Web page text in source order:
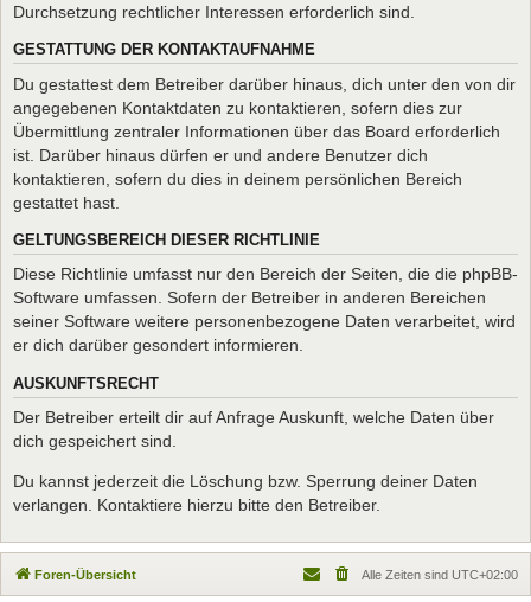
Durchsetzung rechtlicher Interessen erforderlich sind.
GESTATTUNG DER KONTAKTAUFNAHME
Du gestattest dem Betreiber darüber hinaus, dich unter den von dir
angegebenen Kontaktdaten zu kontaktieren, sofern dies zur
Übermittlung zentraler Informationen über das Board erforderlich
ist. Darüber hinaus dürfen er und andere Benutzer dich
kontaktieren, sofern du dies in deinem persönlichen Bereich
gestattet hast.
GELTUNGSBEREICH DIESER RICHTLINIE
Diese Richtlinie umfasst nur den Bereich der Seiten, die die phpBB-
Software umfassen. Sofern der Betreiber in anderen Bereichen
seiner Software weitere personenbezogene Daten verarbeitet, wird
er dich darüber gesondert informieren.
AUSKUNFTSRECHT
Der Betreiber erteilt dir auf Anfrage Auskunft, welche Daten über
dich gespeichert sind.
Du kannst jederzeit die Löschung bzw. Sperrung deiner Daten
verlangen. Kontaktiere hierzu bitte den Betreiber.
Foren-Übersicht Alle Zeiten sind UTC+02:00